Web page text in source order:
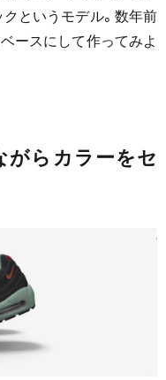
というモデル。数年前
ースにして作ってみよ
がらカラーをセ